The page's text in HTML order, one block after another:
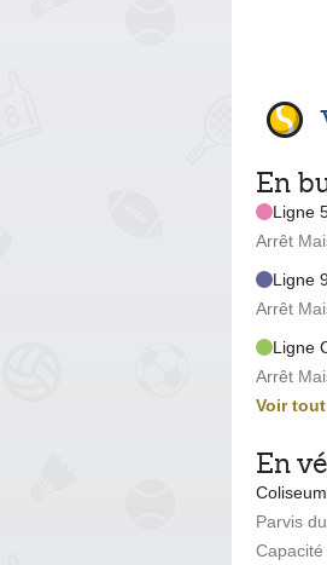
En
Ligne
Arrêt
Ligne
Arrêt
Ligne
Arrêt
Voir tout
En
Parvis